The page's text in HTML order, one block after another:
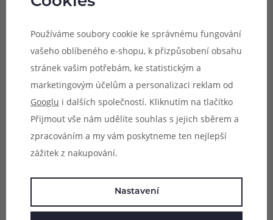
10440 / 14500 / 14650 / 16340 / 17335 / 17500 / 17670 /
22650 / 25500 / 26650 / 32650
1.2V Ni-MH / Ni-CD:
AAAA / AAA / AA / A / SC / C / D
Používáme soubory cookie ke správnému fungování
vašeho oblíbeného e-shopu, k přizpůsobení obsahu
stránek vašim potřebám, ke statistickým a
marketingovým účelům a personalizaci reklam od
Googlu i dalších společností. Kliknutím na tlačítko
Přijmout vše nám udělíte souhlas s jejich sběrem a
zpracováním a my vám poskytneme ten nejlepší
zážitek z nakupování.
Nastavení